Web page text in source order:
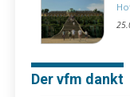
Der vfm dankt